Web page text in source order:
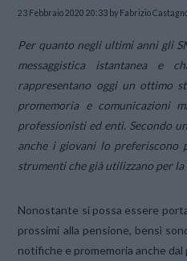
23 Febbraio 2020 20:33 by Fabrizio
Per quanto negli ultimi anni gli
messaggistica istantanea e
rappresentano oggi un ottimo
promemoria e comunicazioni
professionisti ed enti. Secondo
anche i giovani lo preferiscono
strumenti che già utilizzano per la
Nonostante si possa essere
prossimi alla pensione, bensì
notifiche e promemoria anche dal